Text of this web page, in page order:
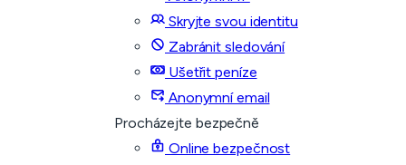
Skryjte svou identitu
Zabránit sledování
Ušetřit peníze
Anonymní email
Procházejte bezpečně
Online bezpečnost